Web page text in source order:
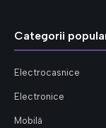
Categorii
Electrocasnice
Electronice
Mobilă